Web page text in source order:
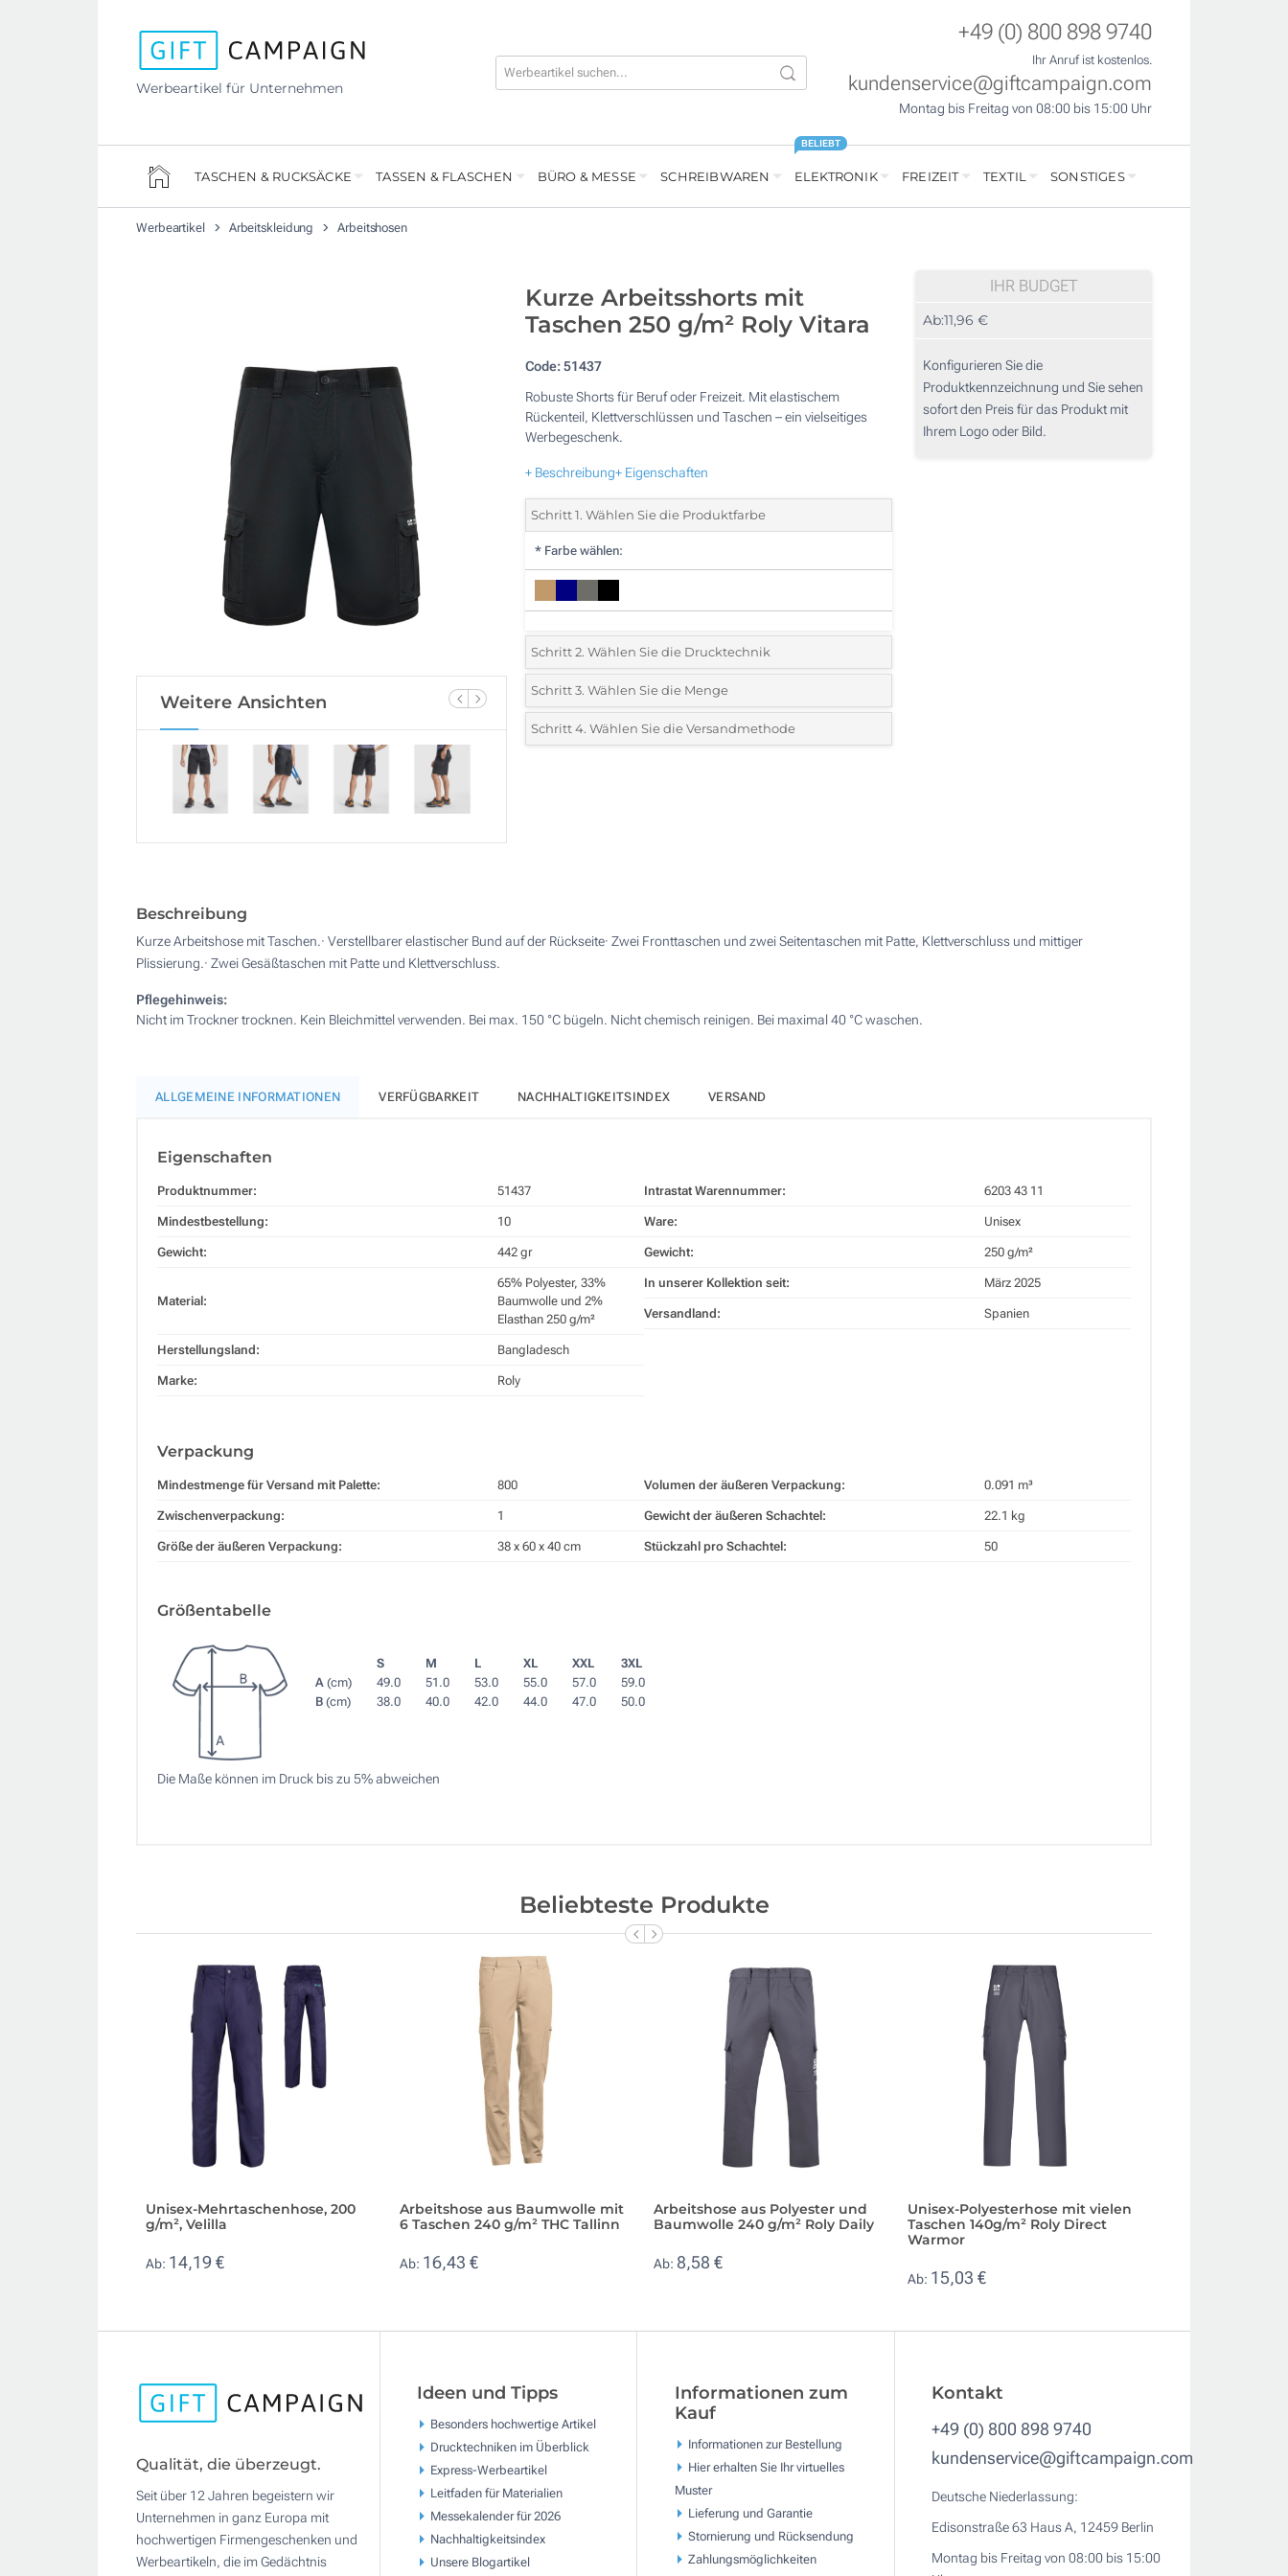
Werbeartikel für Unternehmen
+49 (0) 800 898 9740
Ihr Anruf ist kostenlos.
kundenservice@giftcampaign.com
Montag bis Freitag von 08:00 bis 15:00 Uhr
TASCHEN & RUCKSÄCKE TASSEN & FLASCHEN BÜRO & MESSE SCHREIBWAREN ELEKTRONIK
BELIEBT
FREIZEIT TEXTIL SONSTIGES
Werbeartikel Arbeitskleidung Arbeitshosen
Weitere Ansichten
Kurze Arbeitsshorts mit
Taschen 250 g/m² Roly Vitara
Code:51437
Robuste Shorts für Beruf oder Freizeit. Mit elastischem
Rückenteil, Klettverschlüssen und Taschen – ein vielseitiges
Werbegeschenk.
+ Beschreibung+ Eigenschaften
Schritt 1. Wählen Sie die Produktfarbe
* Farbe wählen:
Schritt 2. Wählen Sie die Drucktechnik
*Wählen Sie die Druck- und Farbtechniken für Ihr Logo:
Digitaler Transferdruck in Vollfarbe (Auf einer Seite)
Schritt 3. Wählen Sie die Menge
*Mindestbestellmenge 10 (Gesamte Bestellung)
Schritt 4. Wählen Sie die Versandmethode
IHR BUDGET
Ab:11,96 €
Konfigurieren Sie die
Produktkennzeichnung und Sie sehen
sofort den Preis für das Produkt mit
Ihrem Logo oder Bild.
Beschreibung
Kurze Arbeitshose mit Taschen.· Verstellbarer elastischer Bund auf der Rückseite· Zwei Fronttaschen und zwei Seitentaschen mit Patte, Klettverschluss und mittiger
Plissierung.· Zwei Gesäßtaschen mit Patte und Klettverschluss.
Pflegehinweis:
Nicht im Trockner trocknen. Kein Bleichmittel verwenden. Bei max. 150 °C bügeln. Nicht chemisch reinigen. Bei maximal 40 °C waschen.
ALLGEMEINE INFORMATIONEN VERFÜGBARKEIT NACHHALTIGKEITSINDEX VERSAND
Eigenschaften
Produktnummer: 51437
Mindestbestellung: 10
Gewicht: 442 gr
Material:
65% Polyester, 33%
Baumwolle und 2%
Elasthan 250 g/m²
Herstellungsland: Bangladesch
Marke: Roly
Intrastat Warennummer: 6203 43 11
Ware: Unisex
Gewicht: 250 g/m²
In unserer Kollektion seit: März 2025
Versandland: Spanien
Verpackung
Mindestmenge für Versand mit Palette: 800
Zwischenverpackung: 1
Größe der äußeren Verpackung: 38 x 60 x 40 cm
Volumen der äußeren Verpackung: 0.091 m³
Gewicht der äußeren Schachtel: 22.1 kg
Stückzahl pro Schachtel: 50
Größentabelle
S M L XL XXL
3XL
A (cm) 49.0 51.0 53.0 55.0 57.0
59.0
B (cm) 38.0 40.0 42.0 44.0 47.0 50.0
Die Maße können im Druck bis zu 5% abweichen
Beliebteste Produkte
Unisex-Mehrtaschenhose, 200
g/m², Velilla
Ab: 14,19 €
Arbeitshose aus Baumwolle mit
6 Taschen 240 g/m² THC Tallinn
Ab: 16,43 €
Arbeitshose aus Polyester und
Baumwolle 240 g/m² Roly Daily
Ab: 8,58 €
Unisex-Polyesterhose mit vielen
Taschen 140g/m² Roly Direct
Warmor
Ab: 15,03 €
Qualität, die überzeugt.
Seit über 12 Jahren begeistern wir
Unternehmen in ganz Europa mit
hochwertigen Firmengeschenken und
Werbeartikeln, die im Gedächtnis
Ideen und Tipps
Besonders hochwertige Artikel
Drucktechniken im Überblick
Express-Werbeartikel
Leitfaden für Materialien
Messekalender für 2026
Nachhaltigkeitsindex
Unsere Blogartikel
Informationen zum
Kauf
Informationen zur Bestellung
Hier erhalten Sie Ihr virtuelles
Muster
Lieferung und Garantie
Stornierung und Rücksendung
Zahlungsmöglichkeiten
Kontakt
+49 (0) 800 898 9740
kundenservice@giftcampaign.com
Deutsche Niederlassung:
Edisonstraße 63 Haus A, 12459 Berlin
Montag bis Freitag von 08:00 bis 15:00